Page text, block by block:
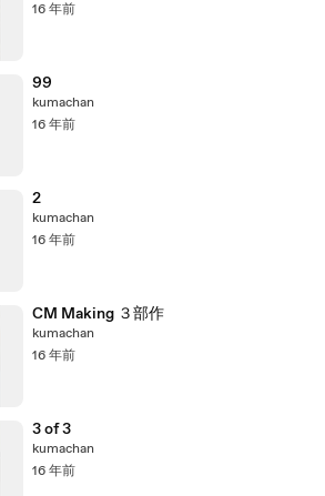
16 年前
99
kumachan
16 年前
2
kumachan
16 年前
CM Making ３部作
kumachan
16 年前
3 of 3
kumachan
16 年前